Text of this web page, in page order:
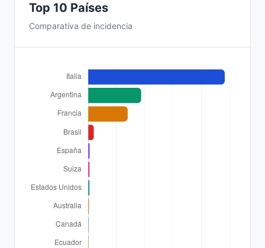
Top 10 Países
Comparativa de incidencia